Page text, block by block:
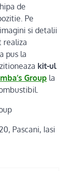
de
Pe
si detalii
realiza
pus la
kit-ul
Group la
Pascani, Iasi